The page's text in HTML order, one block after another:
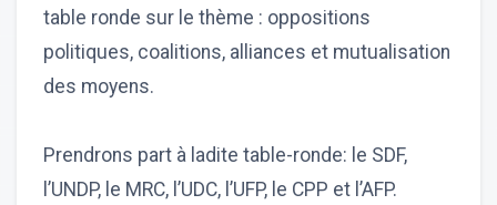
table ronde sur le thème : oppositions
politiques, coalitions, alliances et mutualisation
des moyens.
Prendrons part à ladite table-ronde: le SDF,
l’UNDP, le MRC, l’UDC, l’UFP, le CPP et l’AFP.